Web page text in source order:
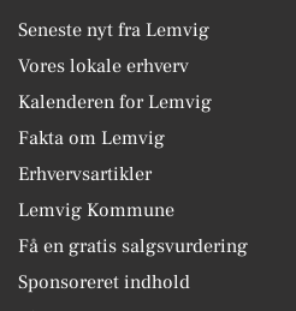
Seneste nyt fra Lemvig
Vores lokale erhverv
Kalenderen for Lemvig
Fakta om Lemvig
Erhvervsartikler
Lemvig Kommune
Få en gratis salgsvurdering
Sponsoreret indhold